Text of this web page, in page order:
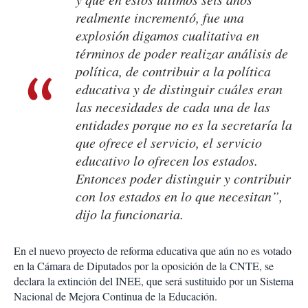
realmente incrementó, fue una
explosión digamos cualitativa en
términos de poder realizar análisis de
política, de contribuir a la política
educativa y de distinguir cuáles eran
las necesidades de cada una de las
entidades porque no es la secretaría la
que ofrece el servicio, el servicio
educativo lo ofrecen los estados.
Entonces poder distinguir y contribuir
con los estados en lo que necesitan”,
dijo la funcionaria.
En el nuevo proyecto de reforma educativa que aún no es votado
en la Cámara de Diputados por la oposición de la CNTE, se
declara la extinción del INEE, que será sustituido por un Sistema
Nacional de Mejora Continua de la Educación.